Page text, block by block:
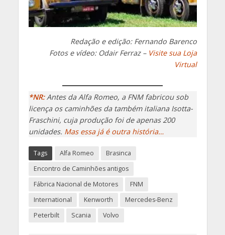
Redação e edição: Fernando Barenco
Fotos e vídeo: Odair Ferraz –
Visite sua Loja
Virtual
*NR:
Antes da Alfa Romeo, a FNM fabricou sob
licença os caminhões da também italiana Isotta-
Fraschini, cuja produção foi de apenas 200
unidades.
Mas essa já é outra história…
Tags Alfa Romeo
Encontro de Caminhões antigos
Fábrica Nacional de Motores
International
Kenworth
Mercedes-Benz
Peterbilt
Volvo